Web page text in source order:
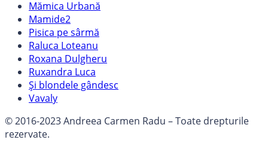
Mămica Urbană
Mamide2
Pisica pe sârmă
Raluca Loteanu
Roxana Dulgheru
Ruxandra Luca
Și blondele gândesc
Vavaly
© 2016-2023 Andreea Carmen Radu – Toate drepturile
rezervate.